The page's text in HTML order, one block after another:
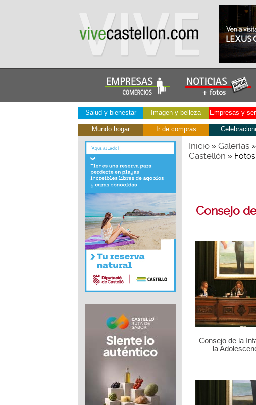
Salud y bienestar Imagen y belleza Empresas y
Mundo hogar Ir de compras
Inicio» Galerías»
Castellón » Fotos
Consejo
Consejo de la
la